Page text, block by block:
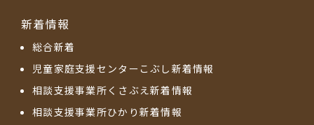
新着情報
総合新着
児童家庭支援センターこぶし新着情報
相談支援事業所くさぶえ新着情報
相談支援事業所ひかり新着情報